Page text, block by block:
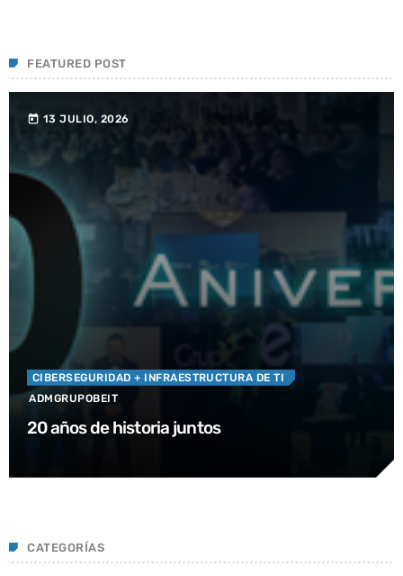
FEATURED POST
today 13 JULIO, 2026
CIBERSEGURIDAD + INFRAESTRUCTURA DE TI
ADMGRUPOBEIT
20 años de historia juntos
CATEGORÍAS